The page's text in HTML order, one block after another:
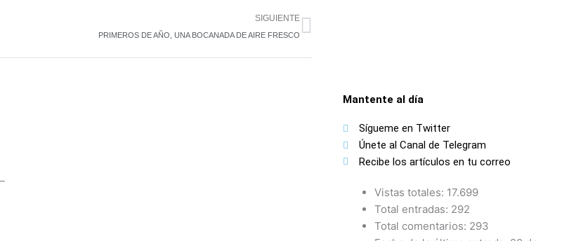
SIGUIENTE
PRIMEROS DE AÑO, UNA BOCANADA DE AIRE FRESCO
Siguiente
Mantente al día
Sígueme en Twitter
Únete al Canal de Telegram
Recibe los artículos en tu correo
Vistas totales: 17.699
Total entradas: 292
Total comentarios: 293